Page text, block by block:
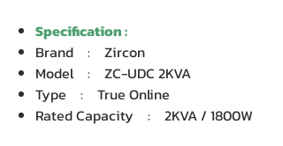
Specification :
Brand : Zircon
Model : ZC-UDC 2KVA
Type : True Online
Rated Capacity : 2KVA / 1800W